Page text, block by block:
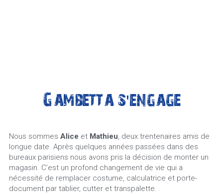
Gambetta s'engage
Nous sommes Alice et Mathieu, deux trentenaires amis de
longue date. Après quelques années passées dans des
bureaux parisiens nous avons pris la décision de monter un
magasin. C’est un profond changement de vie qui a
nécessité de remplacer costume, calculatrice et porte-
document par tablier, cutter et transpalette.